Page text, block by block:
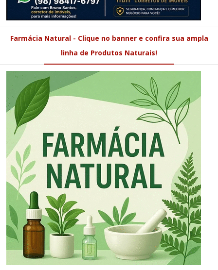
Farmácia Natural - Clique no banner e confira sua ampla
linha de Produtos Naturais!